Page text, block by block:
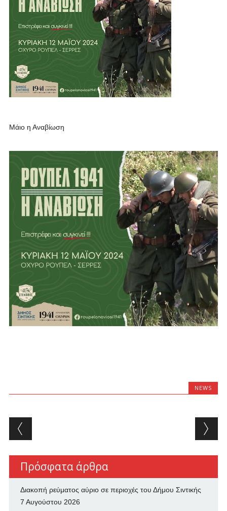
Μάιο η Αναβίωση
NEWS
Post navigation
Πρόσφατα άρθρα
Διακοπή ρεύματος αύριο σε περιοχές του Δήμου Σιντικής
7 Αυγούστου 2026